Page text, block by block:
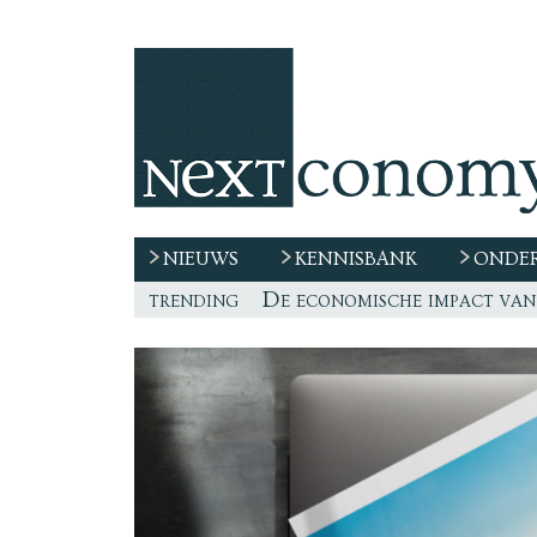
NIEUWS KENNISBANK
trending “De echte vraag is waar
Freelancer, teken niet
De race naar extern talent
De economische impact